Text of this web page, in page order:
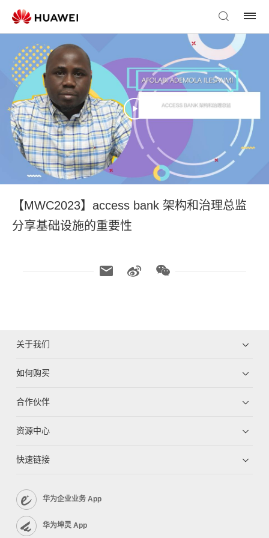
【MWC2023】access bank 架构和治理总监
分享基础设施的重要性
关于我们
如何购买
合作伙伴
资源中心
快速链接
华为企业业务 App
华为坤灵 App